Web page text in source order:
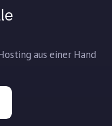
aus einer Hand